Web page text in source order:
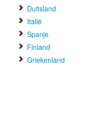
Duitsland
Italië
Spanje
Finland
Griekenland